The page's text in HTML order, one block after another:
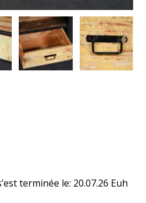
terminée le: 20.07.26 Euh